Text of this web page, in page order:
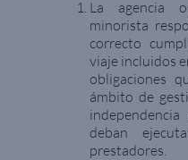
La agencia
minorista
correcto
viaje incluidos
obligaciones
ámbito de
deban
prestadores.